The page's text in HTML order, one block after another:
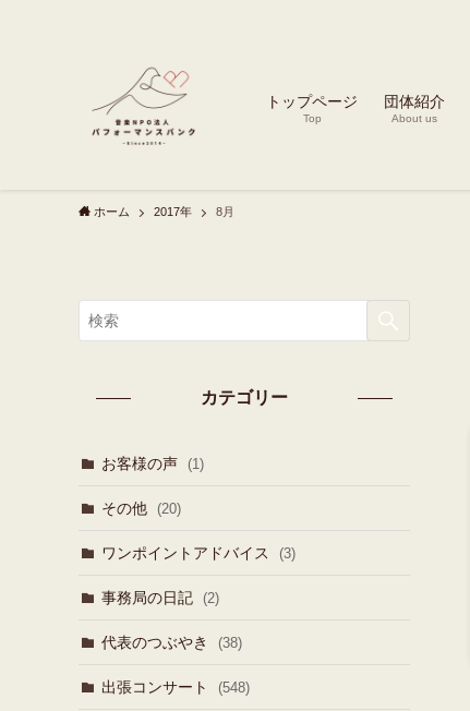
トップページ
Top
団体紹介
About us
ホーム 2017年 8月
カテゴリー
お客様の声 (1)
その他 (20)
ワンポイントアドバイス (3)
事務局の日記 (2)
代表のつぶやき (38)
出張コンサート (548)